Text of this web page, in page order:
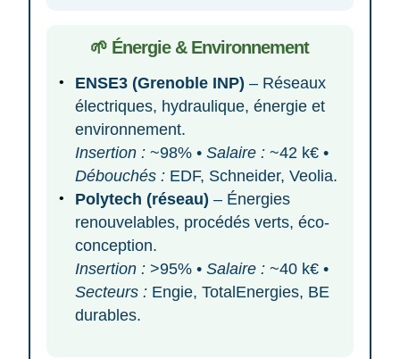
🌱 Énergie & Environnement
ENSE3 (Grenoble INP) – Réseaux
électriques, hydraulique, énergie et
environnement.
Insertion : ~98% •Salaire : ~42 k€ •
Débouchés : EDF, Schneider, Veolia.
Polytech (réseau) – Énergies
renouvelables, procédés verts, éco-
conception.
Insertion : >95% •Salaire : ~40 k€ •
Secteurs : Engie, TotalEnergies, BE
durables.